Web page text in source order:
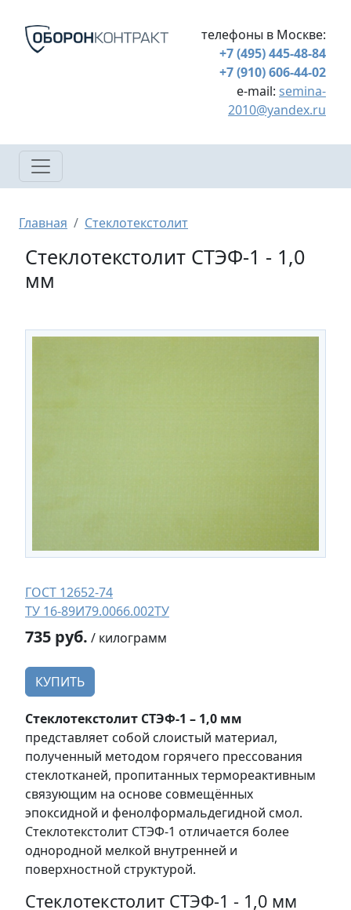
телефоны в Москве:
+7 (495) 445-48-84
+7 (910) 606-44-02
e-mail: semina-
2010@yandex.ru
Строка навигации
Главная Стеклотекстолит
Стеклотекстолит СТЭФ-1 - 1,0
мм
ГОСТ 12652-74
ТУ 16-89И79.0066.002ТУ
735 руб. / килограмм
КУПИТЬ
Стеклотекстолит СТЭФ-1 – 1,0 мм
представляет собой слоистый материал,
полученный методом горячего прессования
стеклотканей, пропитанных термореактивным
связующим на основе совмещённых
эпоксидной и фенолформальдегидной смол.
Стеклотекстолит СТЭФ-1 отличается более
однородной мелкой внутренней и
поверхностной структурой.
Стеклотекстолит СТЭФ-1 - 1,0 мм